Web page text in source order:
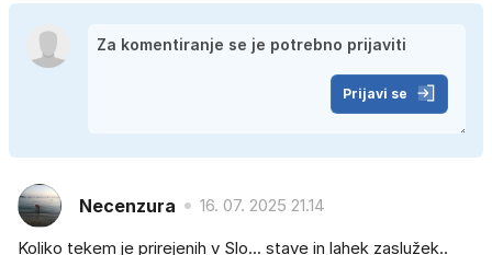
Prijavi se
Necenzura 16. 07. 2025 21.14
Koliko tekem je prirejenih v Slo... stave in lahek zaslužek..